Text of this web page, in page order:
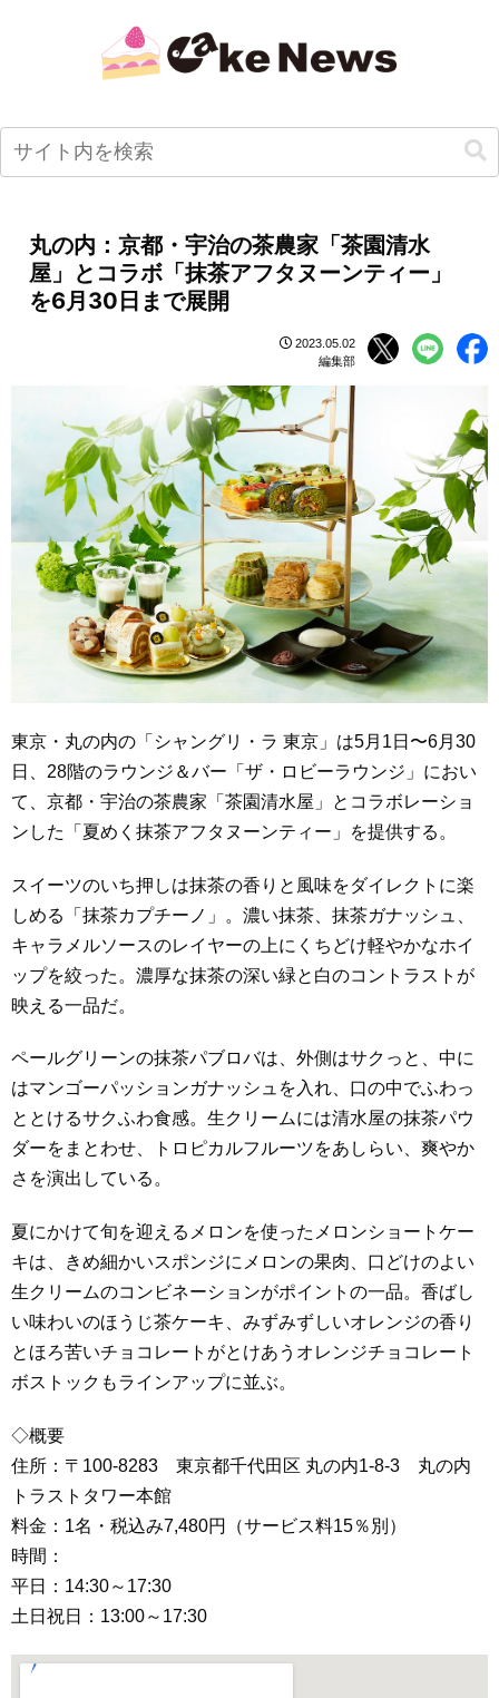
丸の内：京都・宇治の茶農家「茶園清水
屋」とコラボ「抹茶アフタヌーンティー」
を6月30日まで展開
2023.05.02
編集部
東京・丸の内の「シャングリ・ラ 東京」は5月1日〜6月30
日、28階のラウンジ＆バー「ザ・ロビーラウンジ」におい
て、京都・宇治の茶農家「茶園清水屋」とコラボレーショ
ンした「夏めく抹茶アフタヌーンティー」を提供する。
スイーツのいち押しは抹茶の香りと風味をダイレクトに楽
しめる「抹茶カプチーノ」。濃い抹茶、抹茶ガナッシュ、
キャラメルソースのレイヤーの上にくちどけ軽やかなホイ
ップを絞った。濃厚な抹茶の深い緑と白のコントラストが
映える一品だ。
ペールグリーンの抹茶パブロバは、外側はサクっと、中に
はマンゴーパッションガナッシュを入れ、口の中でふわっ
ととけるサクふわ食感。生クリームには清水屋の抹茶パウ
ダーをまとわせ、トロピカルフルーツをあしらい、爽やか
さを演出している。
夏にかけて旬を迎えるメロンを使ったメロンショートケー
キは、きめ細かいスポンジにメロンの果肉、口どけのよい
生クリームのコンビネーションがポイントの一品。香ばし
い味わいのほうじ茶ケーキ、みずみずしいオレンジの香り
とほろ苦いチョコレートがとけあうオレンジチョコレート
ボストックもラインアップに並ぶ。
◇概要
住所：〒100-8283 東京都千代田区 丸の内1-8-3 丸の内
トラストタワー本館
料金：1名・税込み7,480円（サービス料15％別）
時間：
平日：14:30～17:30
土日祝日：13:00～17:30